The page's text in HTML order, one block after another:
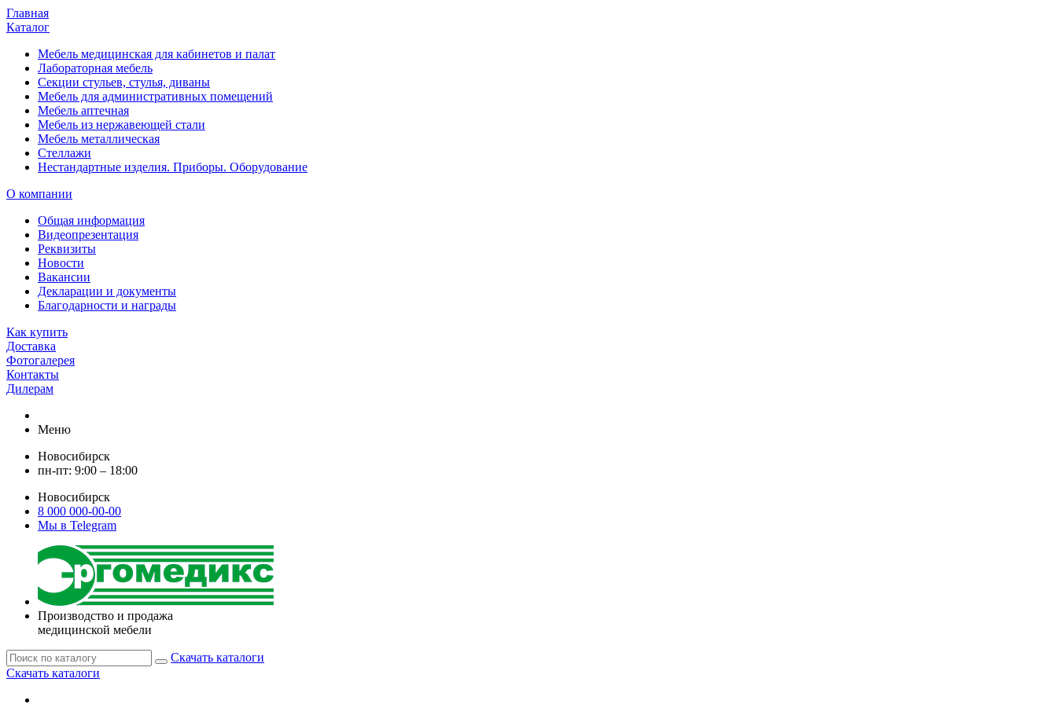
Главная
Каталог
Мебель медицинская для кабинетов и палат
Лабораторная мебель
Секции стульев, стулья, диваны
Мебель для административных помещений
Мебель аптечная
Мебель из нержавеющей стали
Мебель металлическая
Стеллажи
Нестандартные изделия. Приборы. Оборудование
О компании
Общая информация
Видеопрезентация
Реквизиты
Новости
Вакансии
Декларации и документы
Благодарности и награды
Как купить
Доставка
Фотогалерея
Контакты
Дилерам
Меню
Новосибирск
пн-пт: 9:00 – 18:00
Новосибирск
8 000 000-00-00
Мы в Telegram
Производство и продажа
медицинской мебели
Скачать каталоги
Скачать каталоги